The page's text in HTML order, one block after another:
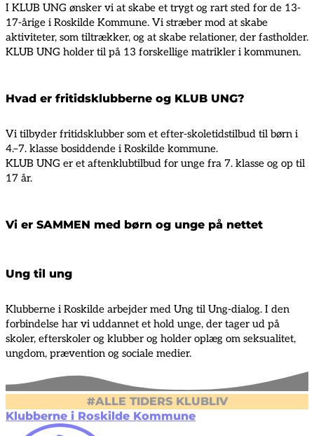
I KLUB UNG ønsker vi at skabe et trygt og rart sted for de 13-
17-årige i Roskilde Kommune. Vi stræber mod at skabe
aktiviteter, som tiltrækker, og at skabe relationer, der fastholder.
KLUB UNG holder til på 13 forskellige matrikler i kommunen.
Hvad er fritidsklubberne og KLUB UNG?
Vi tilbyder fritidsklubber som et efter-skoletidstilbud til børn i
4.–7. klasse bosiddende i Roskilde kommune.
KLUB UNG er et aftenklubtilbud for unge fra 7. klasse og op til
17 år.
Vi er SAMMEN med børn og unge på nettet
Ung til ung
Klubberne i Roskilde arbejder med Ung til Ung-dialog. I den
forbindelse har vi uddannet et hold unge, der tager ud på
skoler, efterskoler og klubber og holder oplæg om seksualitet,
ungdom, prævention og sociale medier.
#ALLE TIDERS KLUBLIV
Klubberne i Roskilde Kommune